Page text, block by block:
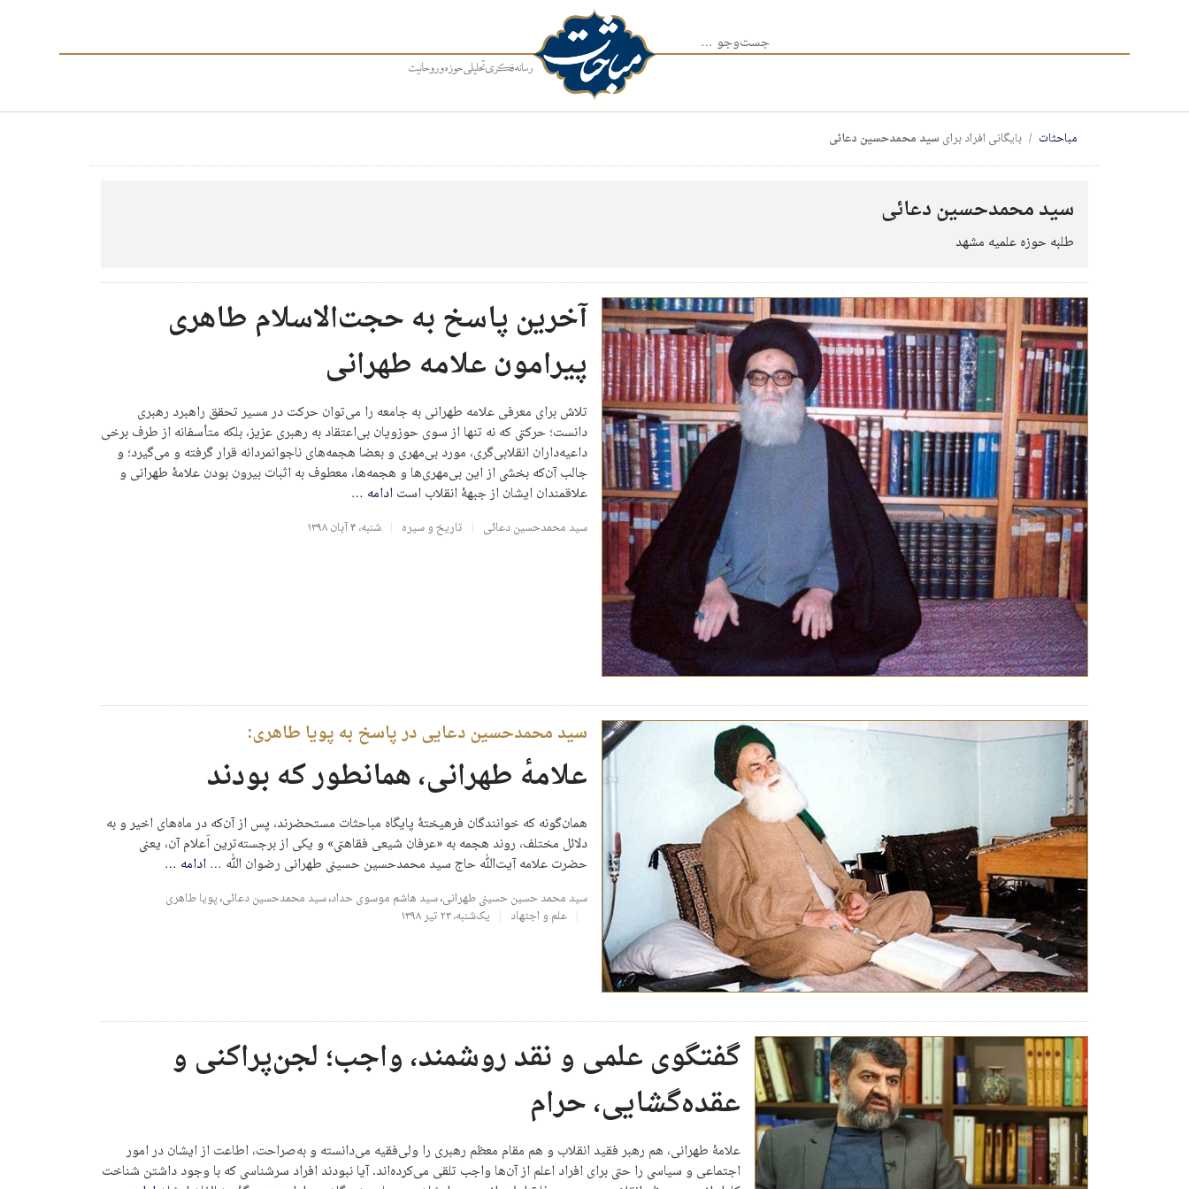
جست‌وجو برای:
مباحثات بایگانی افراد برای سید محمدحسین دعائی
سید محمدحسین دعائی
طلبه حوزه علمیه مشهد
آخرین پاسخ به حجت‌الاسلام طاهری
پیرامون علامه طهرانی
تلاش برای معرفی علامه طهرانی به جامعه را می‌توان حرکت در مسیر تحقق راهبرد رهبری
دانست؛ حرکتی که نه تنها از سوی حوزویان بی‌اعتقاد به رهبری عزیز، بلکه متأسفانه از طرف برخی
داعیه‌داران انقلابی‌گری، مورد بی‌مهری و بعضا هجمه‌های ناجوانمردانه قرار گرفته و می‌گیرد؛ و
جالب آن‌که بخشی از این بی‌مهری‌ها و هجمه‌ها، معطوف به اثبات بیرون‌ بودن علامۀ طهرانی و
علاقمندان ایشان از جبهۀ انقلاب استادامه …
سید محمدحسین دعائی تاریخ و سیره شنبه، ۴ آبان ۱۳۹۸
سید محمدحسین دعایی در پاسخ به پویا طاهری:
علامهٔ طهرانی، همانطور که بودند
همان‌گونه که خوانندگان فرهیختۀ پایگاه مباحثات مستحضرند، پس از آن‌که در ماه‌های اخیر و به
دلائل مختلف، روند هجمه به «عرفان شیعی فقاهتی» و یکی از برجسته‌ترین اَعلام آن، یعنی
حضرت علامه آیت‌ﷲ حاج سید محمدحسین حسینی طهرانی رضوان ﷲ …ادامه …
سید محمد حسین حسینی طهرانی،سید هاشم موسوی حداد،سید محمدحسین دعائی،پویا طاهری
علم و اجتهاد
یک‌شنبه، ۲۳ تیر ۱۳۹۸
گفتگوی علمی و نقد روشمند، واجب؛ لجن‌پراکنی و
عقده‌گشایی، حرام
علامۀ طهرانی، هم رهبر فقید انقلاب و هم مقام معظم رهبری را ولی‌فقیه می‌دانسته و به‌صراحت، اطاعت از ایشان در امور
اجتماعی و سیاسی را حتی برای افراد اعلم از آن‌ها واجب تلقی می‌کرده‌اند. آیا نبودند افراد سرشناسی که با وجود داشتن شناخت